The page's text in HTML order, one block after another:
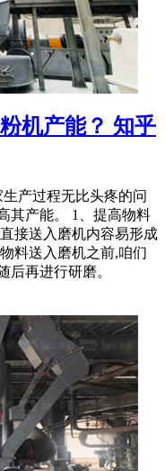
机产能？ 知乎
产过程无比头疼的问
其产能。 1、提高物料
接送入磨机内容易形成
料送入磨机之前,咱们
后再进行研磨。